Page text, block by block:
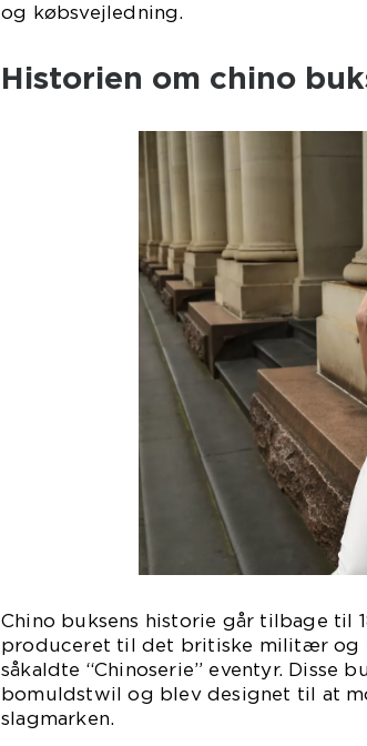
og købsvejledning.
Historien om chino
Chino buksens historie går tilbage
produceret til det britiske militær og
såkaldte “Chinoserie” eventyr. Disse
bomuldstwil og blev designet til at
slagmarken.